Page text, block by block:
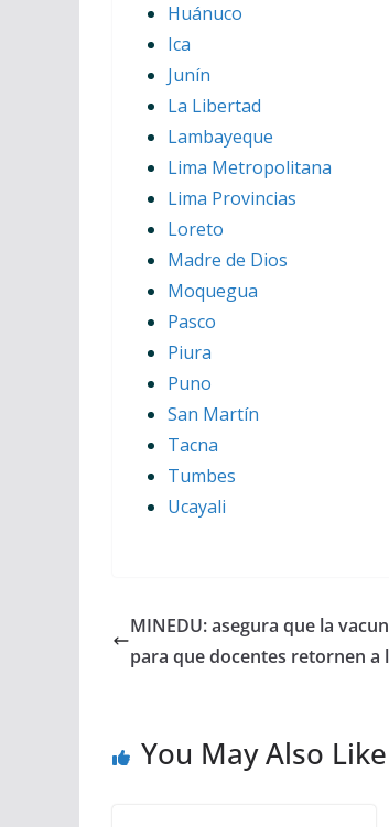
Huánuco
Ica
Junín
La Libertad
Lambayeque
Lima Metropolitana
Lima Provincias
Loreto
Madre de Dios
Moquegua
Pasco
Piura
Puno
San Martín
Tacna
Tumbes
Ucayali
MINEDU: asegura que la
para que docentes retornen a
You May Also Like